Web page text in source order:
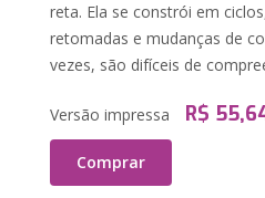
reta. Ela se constrói em
retomadas e mudanças de
vezes, são difíceis de
Versão impressa R$
Comprar